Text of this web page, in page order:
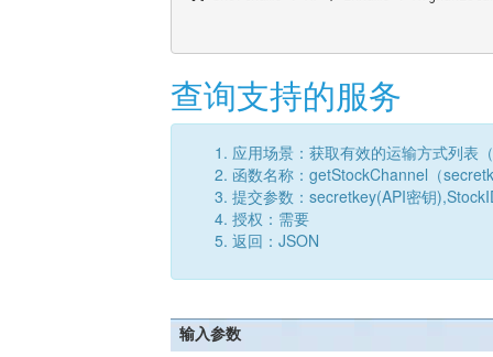
查询支持的服务
应用场景：获取有效的运输方式列表
函数名称：getStockChannel（
提交参数：secretkey(API密钥
授权：需要
返回：JSON
输入参数